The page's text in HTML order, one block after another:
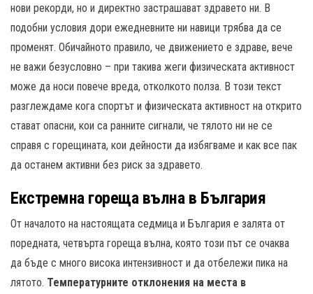
нови рекорди, но и директно застрашават здравето ни. В
подобни условия дори ежедневните ни навици трябва да се
променят. Обичайното правило, че движението е здраве, вече
не важи безусловно – при такива жеги физическата активност
може да носи повече вреда, отколкото полза. В този текст
разглеждаме кога спортът и физическата активност на открито
стават опасни, кои са ранните сигнали, че тялото ни не се
справя с горещината, кои дейности да избягваме и как все пак
да останем активни без риск за здравето.
Екстремна гореща вълна в България
От началото на настоящата седмица и България е залята от
поредната, четвърта гореща вълна, която този път се очаква
да бъде с много висока интензивност и да отбележи пика на
лятото. Температурните отклонения на места в